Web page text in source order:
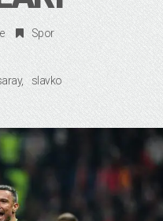
Spor
slavko